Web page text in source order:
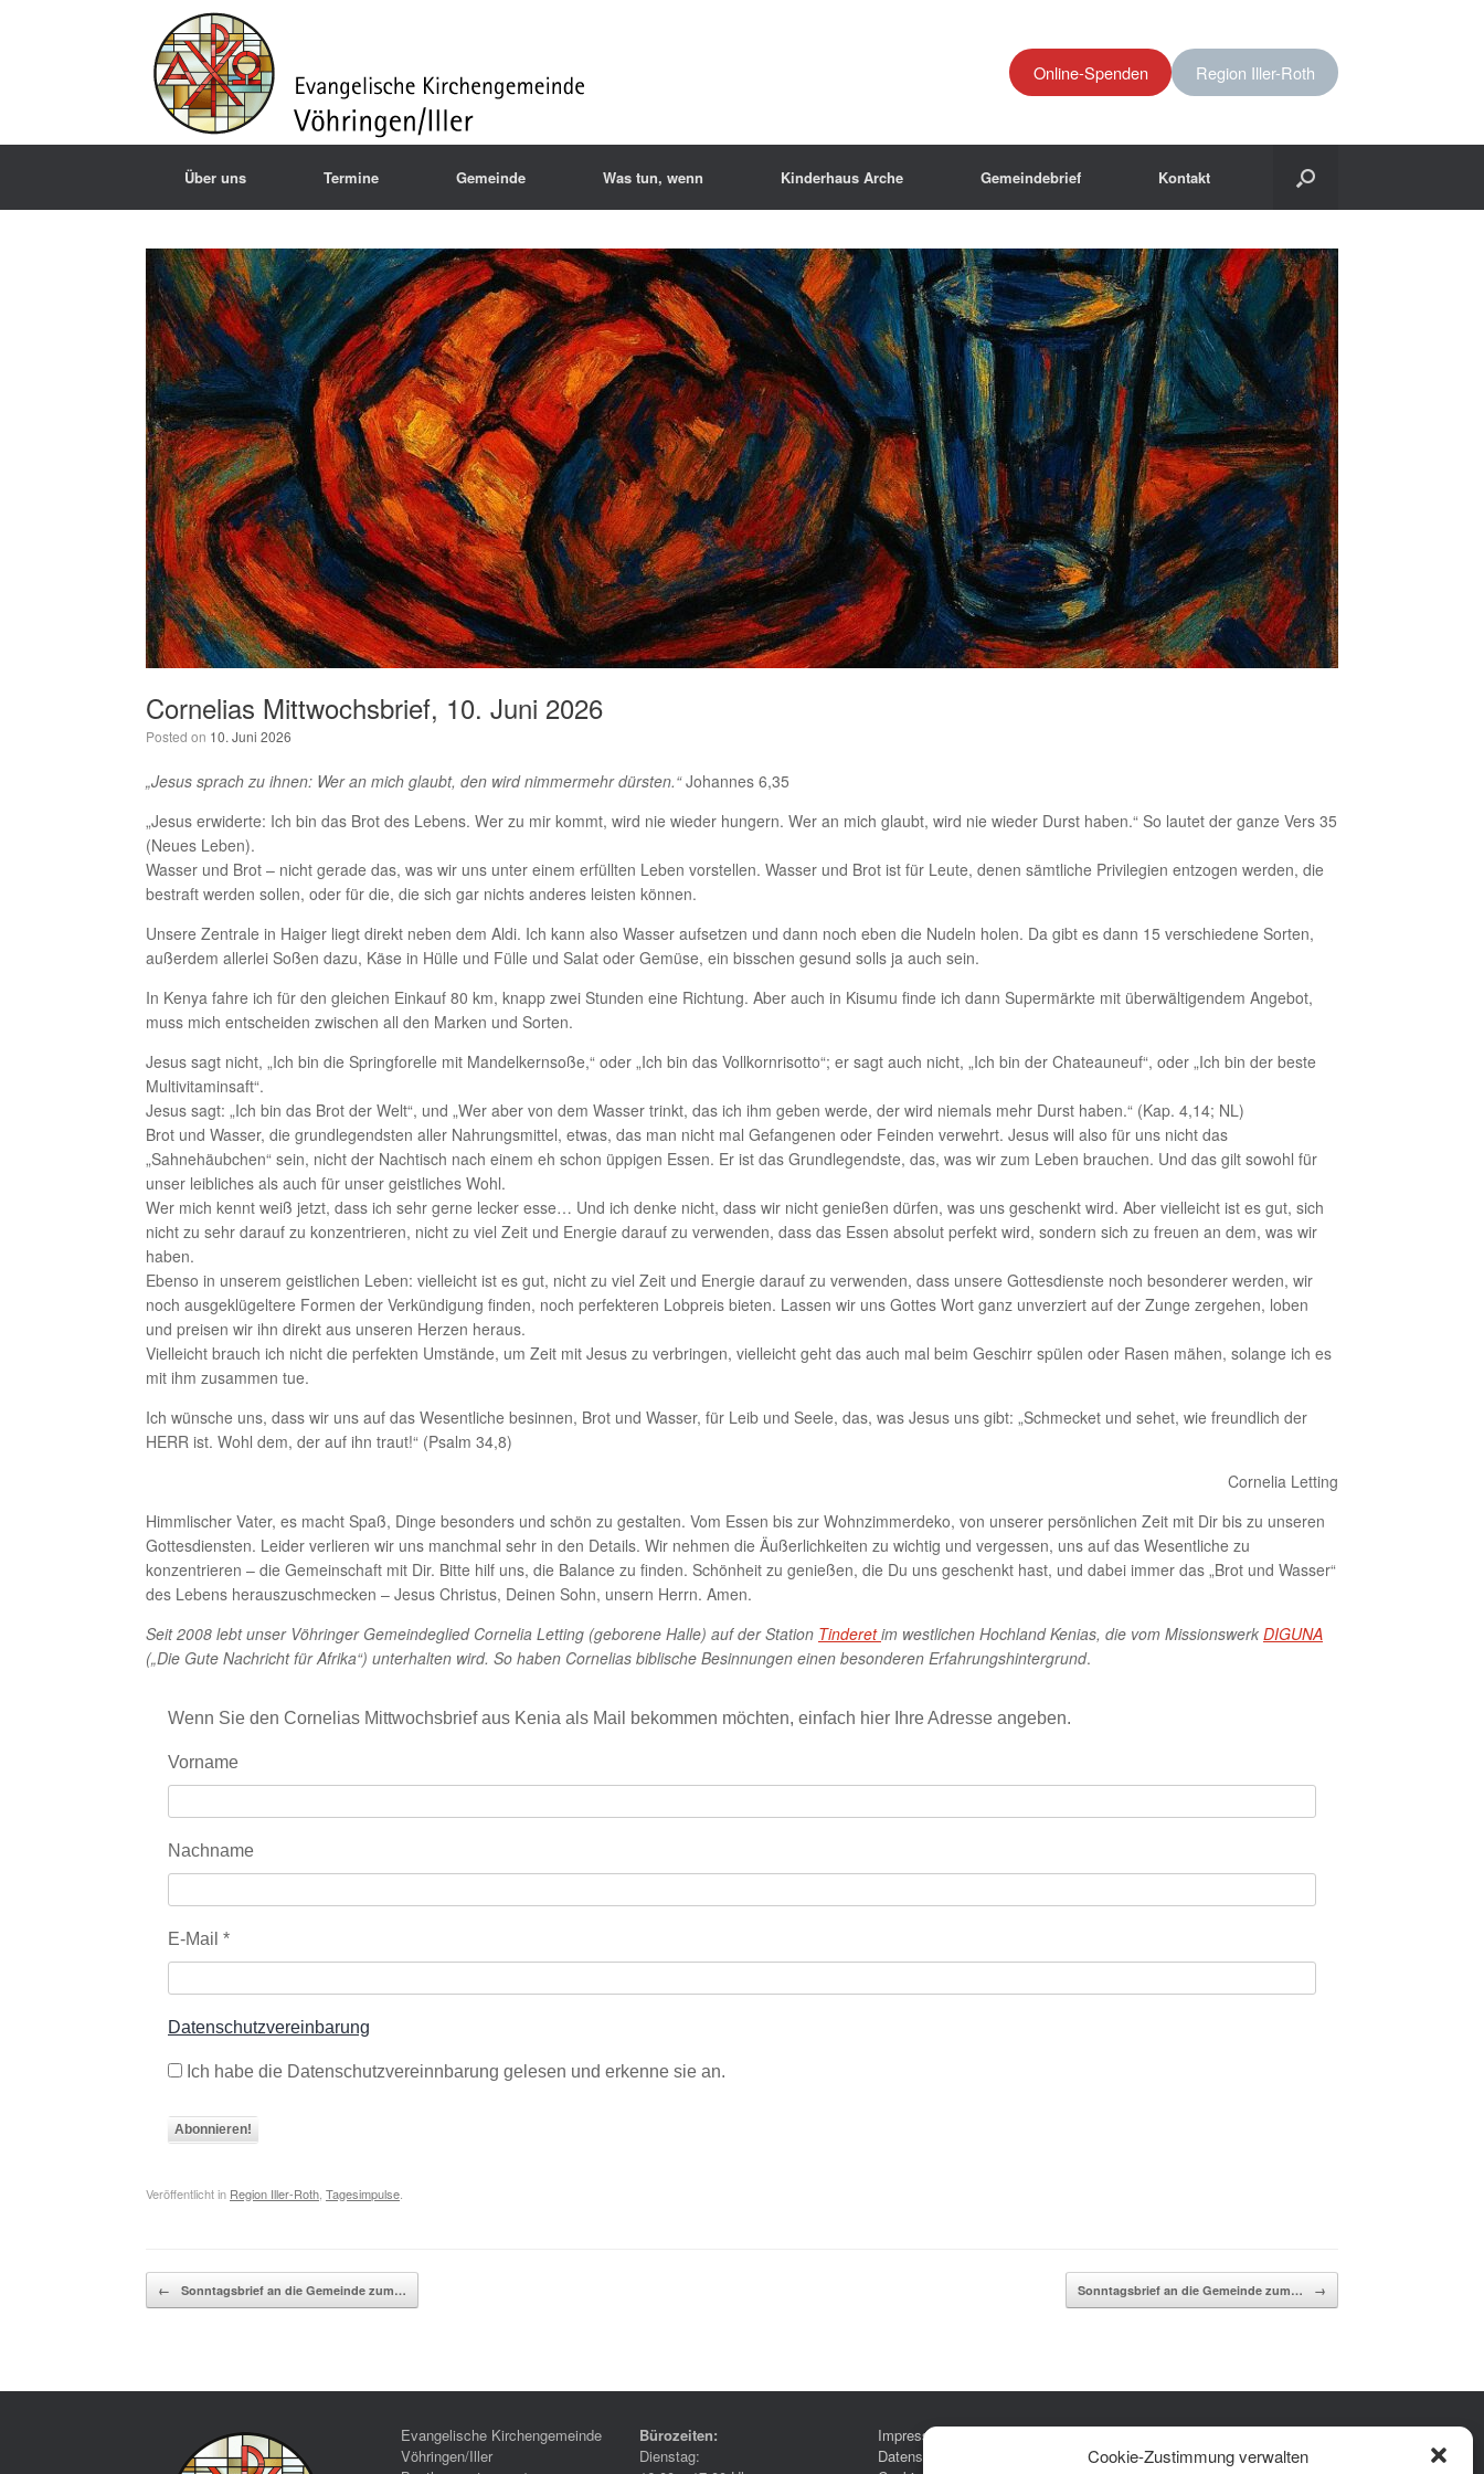
Cookie-Zustimmung verwalten
Online-Spenden Region Iller-Roth
Über uns Termine Gemeinde Was tun, wenn Kinderhaus Arche Gemeindebrief Kontakt
Cornelias Mittwochsbrief, 10. Juni 2026
Posted on 10. Juni 2026
„Jesus sprach zu ihnen: Wer an mich glaubt, den wird nimmermehr dürsten.“Johannes 6,35
„Jesus erwiderte: Ich bin das Brot des Lebens. Wer zu mir kommt, wird nie wieder hungern. Wer an mich glaubt, wird nie wieder Durst haben.“ So lautet der ganze Vers 35
(Neues Leben).
Wasser und Brot – nicht gerade das, was wir uns unter einem erfüllten Leben vorstellen. Wasser und Brot ist für Leute, denen sämtliche Privilegien entzogen werden, die
bestraft werden sollen, oder für die, die sich gar nichts anderes leisten können.
Unsere Zentrale in Haiger liegt direkt neben dem Aldi. Ich kann also Wasser aufsetzen und dann noch eben die Nudeln holen. Da gibt es dann 15 verschiedene Sorten,
außerdem allerlei Soßen dazu, Käse in Hülle und Fülle und Salat oder Gemüse, ein bisschen gesund solls ja auch sein.
In Kenya fahre ich für den gleichen Einkauf 80 km, knapp zwei Stunden eine Richtung. Aber auch in Kisumu finde ich dann Supermärkte mit überwältigendem Angebot,
muss mich entscheiden zwischen all den Marken und Sorten.
Jesus sagt nicht, „Ich bin die Springforelle mit Mandelkernsoße,“ oder „Ich bin das Vollkornrisotto“; er sagt auch nicht, „Ich bin der Chateauneuf“, oder „Ich bin der beste
Multivitaminsaft“.
Jesus sagt: „Ich bin das Brot der Welt“, und „Wer aber von dem Wasser trinkt, das ich ihm geben werde, der wird niemals mehr Durst haben.“ (Kap. 4,14; NL)
Brot und Wasser, die grundlegendsten aller Nahrungsmittel, etwas, das man nicht mal Gefangenen oder Feinden verwehrt. Jesus will also für uns nicht das
„Sahnehäubchen“ sein, nicht der Nachtisch nach einem eh schon üppigen Essen. Er ist das Grundlegendste, das, was wir zum Leben brauchen. Und das gilt sowohl für
unser leibliches als auch für unser geistliches Wohl.
Wer mich kennt weiß jetzt, dass ich sehr gerne lecker esse… Und ich denke nicht, dass wir nicht genießen dürfen, was uns geschenkt wird. Aber vielleicht ist es gut, sich
nicht zu sehr darauf zu konzentrieren, nicht zu viel Zeit und Energie darauf zu verwenden, dass das Essen absolut perfekt wird, sondern sich zu freuen an dem, was wir
haben.
Ebenso in unserem geistlichen Leben: vielleicht ist es gut, nicht zu viel Zeit und Energie darauf zu verwenden, dass unsere Gottesdienste noch besonderer werden, wir
noch ausgeklügeltere Formen der Verkündigung finden, noch perfekteren Lobpreis bieten. Lassen wir uns Gottes Wort ganz unverziert auf der Zunge zergehen, loben
und preisen wir ihn direkt aus unseren Herzen heraus.
Vielleicht brauch ich nicht die perfekten Umstände, um Zeit mit Jesus zu verbringen, vielleicht geht das auch mal beim Geschirr spülen oder Rasen mähen, solange ich es
mit ihm zusammen tue.
Ich wünsche uns, dass wir uns auf das Wesentliche besinnen, Brot und Wasser, für Leib und Seele, das, was Jesus uns gibt: „Schmecket und sehet, wie freundlich der
HERR ist. Wohl dem, der auf ihn traut!“ (Psalm 34,8)
Cornelia Letting
Himmlischer Vater, es macht Spaß, Dinge besonders und schön zu gestalten. Vom Essen bis zur Wohnzimmerdeko, von unserer persönlichen Zeit mit Dir bis zu unseren
Gottesdiensten. Leider verlieren wir uns manchmal sehr in den Details. Wir nehmen die Äußerlichkeiten zu wichtig und vergessen, uns auf das Wesentliche zu
konzentrieren – die Gemeinschaft mit Dir. Bitte hilf uns, die Balance zu finden. Schönheit zu genießen, die Du uns geschenkt hast, und dabei immer das „Brot und Wasser“
des Lebens herauszuschmecken – Jesus Christus, Deinen Sohn, unsern Herrn. Amen.
Seit 2008 lebt unser Vöhringer Gemeindeglied Cornelia Letting (geborene Halle) auf der Station Tinderetim westlichen Hochland Kenias, die vom Missionswerk DIGUNA
(„Die Gute Nachricht für Afrika“) unterhalten wird. So haben Cornelias biblische Besinnungen einen besonderen Erfahrungshintergrund.
Wenn Sie den Cornelias Mittwochsbrief aus Kenia als Mail bekommen möchten, einfach hier Ihre Adresse angeben.
Vorname
Nachname
E-Mail *
Datenschutzvereinbarung
Ich habe die Datenschutzvereinnbarung gelesen und erkenne sie an.
Veröffentlicht in Region Iller-Roth Tagesimpulse
Beitragsnavigation
← Sonntagsbrief an die Gemeinde zum… Sonntagsbrief an die Gemeinde zum… →
Evangelische Kirchengemeinde
Vöhringen/Iller
Bürozeiten:
Dienstag:
Impressum
Datenschutzerklärung
Facebook
Instagram
YouTube